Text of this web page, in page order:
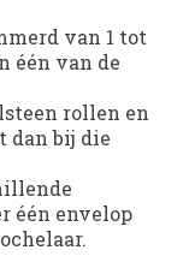
van 1 tot
één van de
rollen en
dan bij die
één envelop